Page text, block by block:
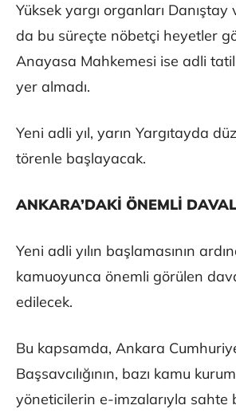
Yüksek yargı organları Danıştay
da bu süreçte nöbetçi heyetler
Anayasa Mahkemesi ise adli
yer almadı.
Yeni adli yıl, yarın Yargıtayda
törenle başlayacak.
ANKARA’DAKİ ÖNEMLİ
Yeni adli yılın başlamasının
kamuoyunca önemli görülen
edilecek.
Bu kapsamda, Ankara
Başsavcılığının, bazı kamu
yöneticilerin e-imzalarıyla sahte